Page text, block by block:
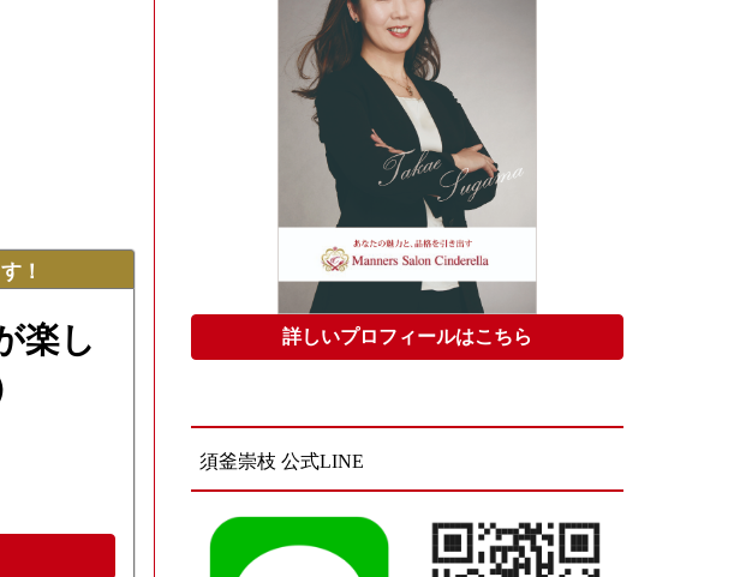
！
楽し
詳しいプロフィールはこちら
須釜崇枝 公式LINE